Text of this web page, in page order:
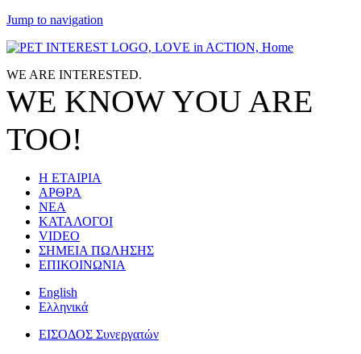
Jump to navigation
WE ARE INTERESTED.
WE KNOWYOU ARE
TOO!
Η ΕΤΑΙΡΙΑ
ΑΡΘΡΑ
ΝΕΑ
ΚΑΤΑΛΟΓΟΙ
VIDEO
ΣΗΜΕΙΑ ΠΩΛΗΣΗΣ
ΕΠΙΚΟΙΝΩΝΙΑ
English
Ελληνικά
ΕΙΣΟΔΟΣ Συνεργατών